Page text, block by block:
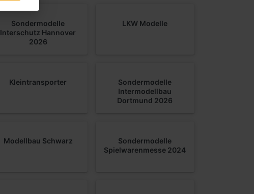
Sondermodelle
Interschutz Hannover
2026
LKW Modelle
Kleintransporter
Sondermodelle
Intermodellbau
Dortmund 2026
Modellbau Schwarz
Sondermodelle
Spielwarenmesse 2024